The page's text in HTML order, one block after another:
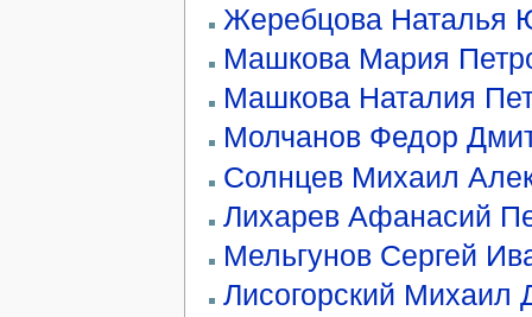
Жеребцова Наталья
Машкова Мария
Машкова Наталия
Молчанов Федор
Солнцев Михаил
Лихарев Афанасий
Мельгунов Сергей
Лисогорский Михаил